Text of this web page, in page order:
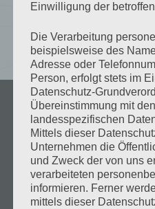
Einwilligung der
Die Verarbeitung
beispielsweise des
Adresse oder
Person, erfolgt stets im
Datenschutz-
Übereinstimmung mit
landesspezifischen
Mittels dieser
Unternehmen die
und Zweck der von uns
verarbeiteten
informieren. Ferner
mittels dieser